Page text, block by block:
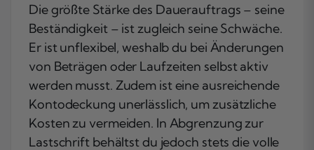
Die größte Stärke des Dauerauftrags – seine
Beständigkeit – ist zugleich seine Schwäche.
Er ist unflexibel, weshalb du bei Änderungen
von Beträgen oder Laufzeiten selbst aktiv
werden musst. Zudem ist eine ausreichende
Kontodeckung unerlässlich, um zusätzliche
Kosten zu vermeiden. In Abgrenzung zur
Lastschrift behältst du jedoch stets die volle